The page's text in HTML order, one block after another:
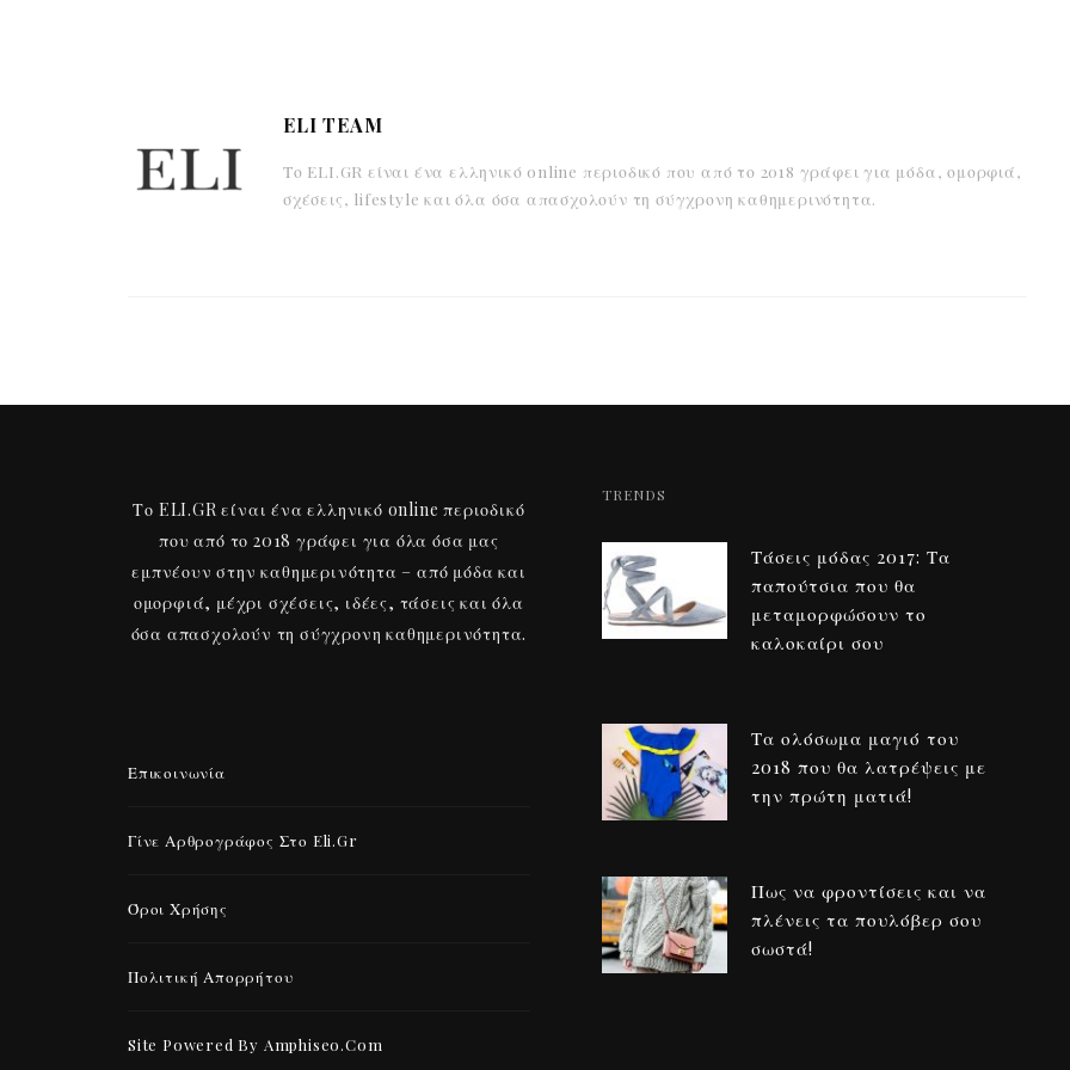
ELI TEAM
Το ELI.GR είναι ένα ελληνικό online περιοδικό που από το 2018 γράφει για μόδα, ομορφιά,
σχέσεις, lifestyle και όλα όσα απασχολούν τη σύγχρονη καθημερινότητα.
Το ELI.GR είναι ένα ελληνικό online περιοδικό
που από το 2018 γράφει για όλα όσα μας
εμπνέουν στην καθημερινότητα – από μόδα και
ομορφιά, μέχρι σχέσεις, ιδέες, τάσεις και όλα
όσα απασχολούν τη σύγχρονη καθημερινότητα.
Επικοινωνία
Γίνε Αρθρογράφος Στο Eli.gr
Όροι Χρήσης
Πολιτική Απορρήτου
Site Powered By Amphiseo.com
TRENDS
Τάσεις μόδας 2017: Τα
παπούτσια που θα
μεταμορφώσουν το
καλοκαίρι σου
Τα ολόσωμα μαγιό του
2018 που θα λατρέψεις με
την πρώτη ματιά!
Πως να φροντίσεις και να
πλένεις τα πουλόβερ σου
σωστά!